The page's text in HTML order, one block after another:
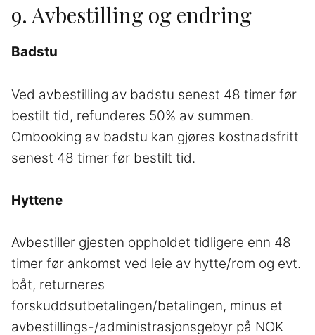
9. Avbestilling og endring
Badstu
Ved avbestilling av badstu senest 48 timer før
bestilt tid, refunderes 50% av summen.
Ombooking av badstu kan gjøres kostnadsfritt
senest 48 timer før bestilt tid.
Hyttene
Avbestiller gjesten oppholdet tidligere enn 48
timer før ankomst ved leie av hytte/rom og evt.
båt, returneres
forskuddsutbetalingen/betalingen, minus et
avbestillings-/administrasjonsgebyr på NOK